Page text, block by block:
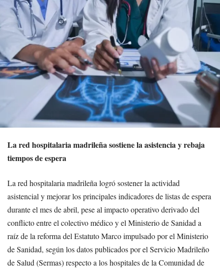
La red hospitalaria madrileña sostiene la asistencia y rebaja
tiempos de espera
La red hospitalaria madrileña logró sostener la actividad
asistencial y mejorar los principales indicadores de listas de espera
durante el mes de abril, pese al impacto operativo derivado del
conflicto entre el colectivo médico y el Ministerio de Sanidad a
raíz de la reforma del Estatuto Marco impulsado por el Ministerio
de Sanidad, según los datos publicados por el Servicio Madrileño
de Salud (Sermas) respecto a los hospitales de la Comunidad de